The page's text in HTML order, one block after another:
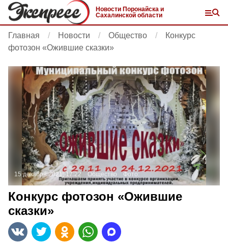
Новости Поронайска и
Сахалинской области
Главная Новости Общество
Конкурс
фотозон «Ожившие сказки»
15 декабря 2021, 17:22 Общество Фото:
Конкурс фотозон «Ожившие
сказки»